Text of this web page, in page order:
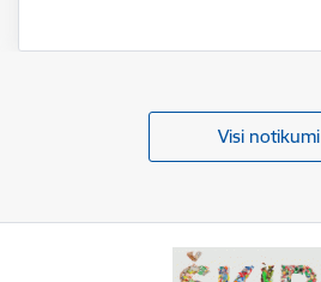
Visi notikumi